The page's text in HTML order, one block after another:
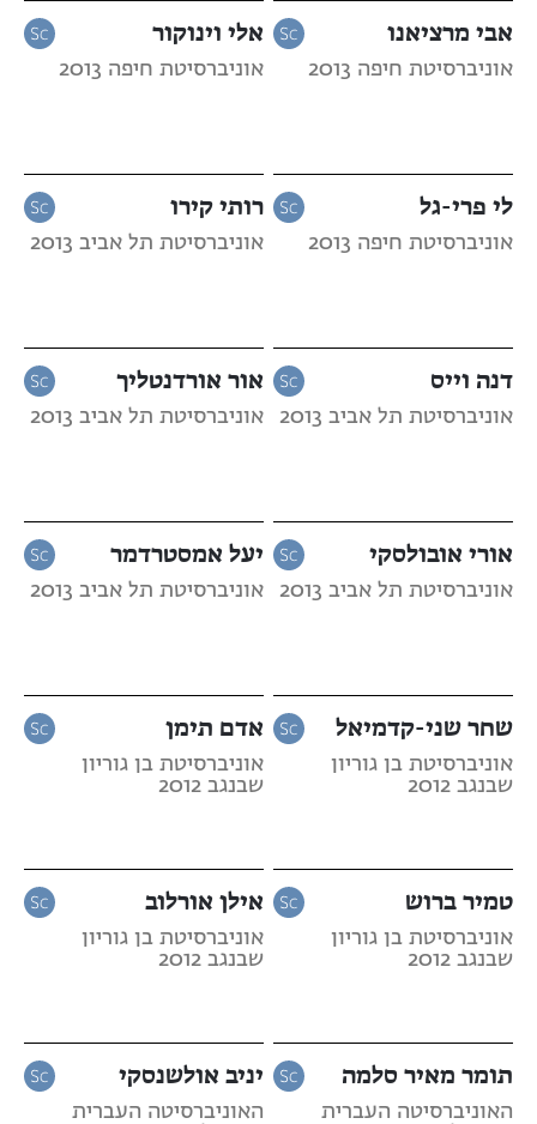
אבי מרציאנו
אוניברסיטת חיפה 2013
אלי וינוקור
אוניברסיטת חיפה 2013
לי פרי-גל
אוניברסיטת חיפה 2013
רותי קירו
אוניברסיטת תל אביב 2013
דנה וייס
אוניברסיטת תל אביב 2013
אור אורדנטליך
אוניברסיטת תל אביב 2013
אורי אובולסקי
אוניברסיטת תל אביב 2013
יעל אמסטרדמר
אוניברסיטת תל אביב 2013
שחר שני-קדמיאל
אוניברסיטת בן גוריון
שבנגב 2012
אדם תימן
אוניברסיטת בן גוריון
שבנגב 2012
טמיר ברוש
אוניברסיטת בן גוריון
שבנגב 2012
אילן אורלוב
אוניברסיטת בן גוריון
שבנגב 2012
תומר מאיר סלמה
האוניברסיטה העברית
יניב אולשנסקי
האוניברסיטה העברית